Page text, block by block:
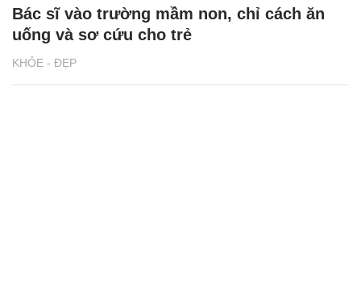
KHỎE - ĐẸP
Bác sĩ vào trường mầm non, chỉ cách ăn
uống và sơ cứu cho trẻ